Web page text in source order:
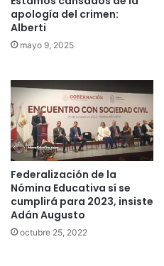
apología del crimen:
Alberti
mayo 9, 2025
Federalización de la
Nómina Educativa sí se
cumplirá para 2023, insiste
Adán Augusto
octubre 25, 2022